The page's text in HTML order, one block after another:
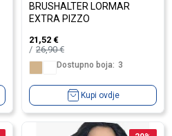
BRUSHALTER LORMAR
EXTRA PIZZO
21,52 €
26,90€
Dostupno boja: 3
Kupi ovdje